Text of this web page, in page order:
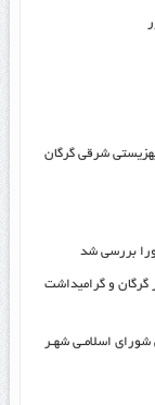
شرقی گرگان
بررسی شد
خانه فرهنگ جدید و افزایش بودجه۹۶ روز گرگان و گرامیداشت
اسلامـی شهـر